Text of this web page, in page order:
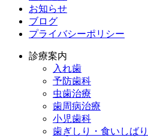
お知らせ
ブログ
プライバシーポリシー
診療案内
入れ歯
予防歯科
虫歯治療
歯周病治療
小児歯科
歯ぎしり・食いしばり